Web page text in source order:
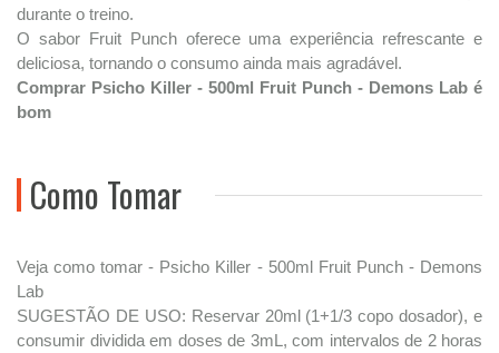
durante o treino.
O sabor Fruit Punch oferece uma experiência refrescante e
deliciosa, tornando o consumo ainda mais agradável.
Comprar Psicho Killer - 500ml Fruit Punch - Demons Lab é
bom
Como Tomar
Veja como tomar - Psicho Killer - 500ml Fruit Punch - Demons
Lab
SUGESTÃO DE USO: Reservar 20ml (1+1/3 copo dosador), e
consumir dividida em doses de 3mL, com intervalos de 2 horas